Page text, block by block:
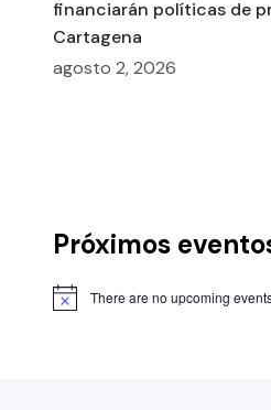
financiarán políticas de
Cartagena
agosto 2, 2026
Próximos
There are no upcoming